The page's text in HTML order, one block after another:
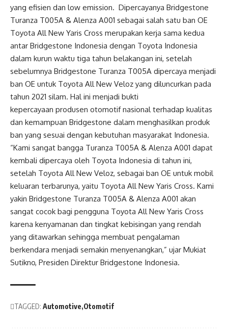
yang efisien dan low emission. Dipercayanya Bridgestone
Turanza T005A & Alenza A001 sebagai salah satu ban OE
Toyota All New Yaris Cross merupakan kerja sama kedua
antar Bridgestone Indonesia dengan Toyota Indonesia
dalam kurun waktu tiga tahun belakangan ini, setelah
sebelumnya Bridgestone Turanza T005A dipercaya menjadi
ban OE untuk Toyota All New Veloz yang diluncurkan pada
tahun 2021 silam. Hal ini menjadi bukti
kepercayaan produsen otomotif nasional terhadap kualitas
dan kemampuan Bridgestone dalam menghasilkan produk
ban yang sesuai dengan kebutuhan masyarakat Indonesia.
“Kami sangat bangga Turanza T005A & Alenza A001 dapat
kembali dipercaya oleh Toyota Indonesia di tahun ini,
setelah Toyota All New Veloz, sebagai ban OE untuk mobil
keluaran terbarunya, yaitu Toyota All New Yaris Cross. Kami
yakin Bridgestone Turanza T005A & Alenza A001 akan
sangat cocok bagi pengguna Toyota All New Yaris Cross
karena kenyamanan dan tingkat kebisingan yang rendah
yang ditawarkan sehingga membuat pengalaman
berkendara menjadi semakin menyenangkan,” ujar Mukiat
Sutikno, Presiden Direktur Bridgestone Indonesia.
TAGGED: Automotive Otomotif